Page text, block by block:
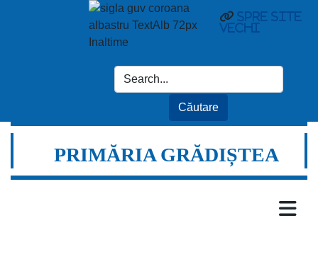
spre site
vechi
PRIMĂRIA GRĂDIȘTEA